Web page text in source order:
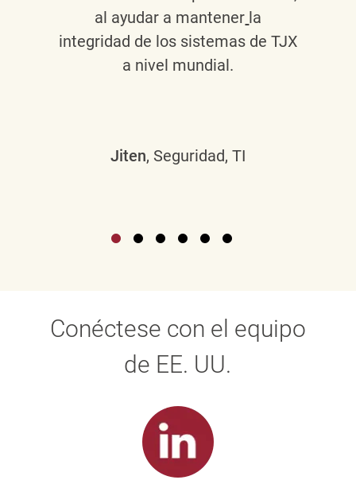
al ayudar a mantener la
integridad de los sistemas de TJX
a nivel mundial.
Jiten, Seguridad, TI
Conéctese con el equipo
de EE. UU.